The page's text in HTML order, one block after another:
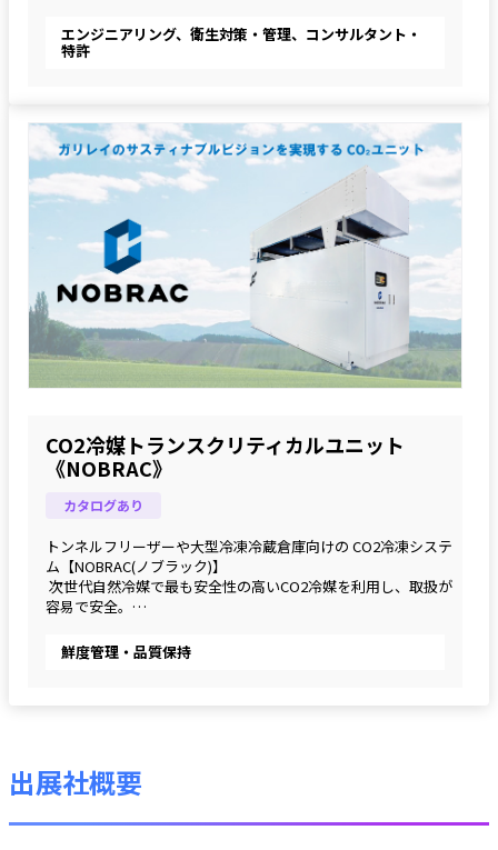
エンジニアリング、衛生対策・管理、コンサルタント・
特許
CO2冷媒トランスクリティカルユニット
《NOBRAC》
カタログあり
トンネルフリーザーや大型冷凍冷蔵倉庫向けの CO2冷凍システ
ム【NOBRAC(ノブラック)】
次世代自然冷媒で最も安全性の高いCO2冷媒を利用し、取扱が
容易で安全。
鮮度管理・品質保持
出展社概要